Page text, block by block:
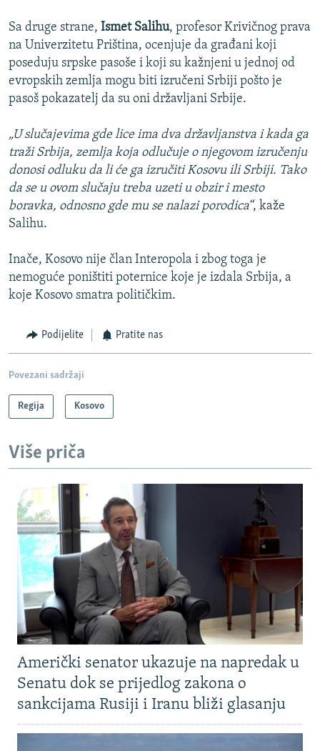
Sa druge strane, Ismet Salihu, profesor Krivičnog prava
na Univerzitetu Priština, ocenjuje da građani koji
poseduju srpske pasoše i koji su kažnjeni u jednoj od
evropskih zemlja mogu biti izručeni Srbiji pošto je
pasoš pokazatelj da su oni državljani Srbije.
„U slučajevima gde lice ima dva državljanstva i kada ga
traži Srbija, zemlja koja odlučuje o njegovom izručenju
donosi odluku da li će ga izručiti Kosovu ili Srbiji. Tako
da se u ovom slučaju treba uzeti u obzir i mesto
boravka, odnosno gde mu se nalazi porodica“, kaže
Salihu.
Inače, Kosovo nije član Interopola i zbog toga je
nemoguće poništiti poternice koje je izdala Srbija, a
koje Kosovo smatra političkim.
Podijelite Pratite nas
Povezani sadržaji
Regija Kosovo
Više priča
Američki senator ukazuje na napredak u
Senatu dok se prijedlog zakona o
sankcijama Rusiji i Iranu bliži glasanju